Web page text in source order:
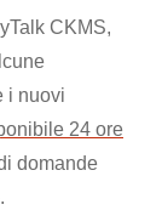
CKMS,
i nuovi
24 ore
domande